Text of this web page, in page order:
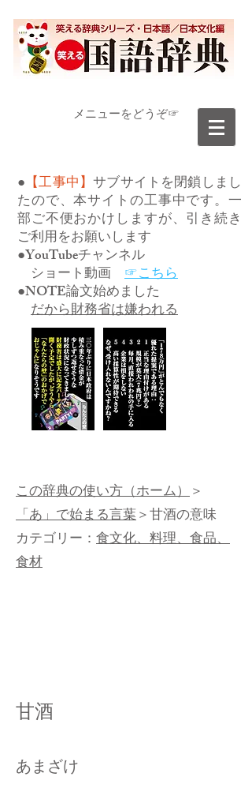
​メニューをどうぞ☞
● 【工事中】サブサイトを閉鎖しまし
たので、本サイトの工事中です。一
部ご不便おかけしますが、引き続き
ご利用をお願いします
●YouTubeチャンネル
ショート動画 ☞こちら
●NOTE論文始めました
だから財務省は嫌われる
この辞典の使い方（ホーム）＞
「あ」で始まる言葉＞甘酒の意味
カテゴリー： 食文化、料理、食品、
食材
甘酒
あまざけ